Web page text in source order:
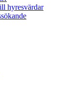
hyresvärdar